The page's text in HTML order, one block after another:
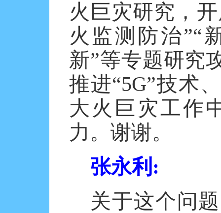
火巨灾研究，
火监测防治”“
新”等专题研究
推进“5G”技术
大火巨灾工作
力。谢谢。
张永利 :
关于这个问